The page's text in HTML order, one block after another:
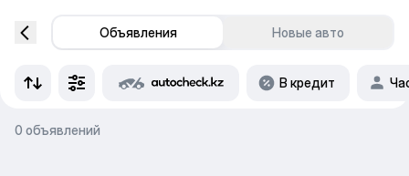
Объявления Новые авто
В кредит
0 объявлений